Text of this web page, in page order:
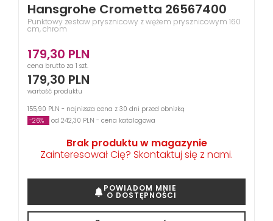
Hansgrohe Crometta 26567400
Punktowy zestaw prysznicowy z wężem prysznicowym 160
cm, chrom
179,30 PLN
cena brutto za 1 szt.
179,30 PLN
wartość produktu
155,90 PLN - najniższa cena z 30 dni przed obniżką
-26%
od 242,30 PLN - cena katalogowa
Brak produktu w magazynie
Zainteresował Cię? Skontaktuj się z nami.
POWIADOM MNIE
O DOSTĘPNOŚCI